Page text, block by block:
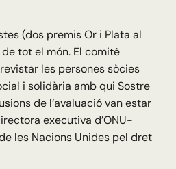
(dos premis Or i Plata al
tot el món. El comitè
les persones sòcies
i solidària amb qui Sostre
de l’avaluació van estar
executiva d’ONU-
les Nacions Unides pel dret